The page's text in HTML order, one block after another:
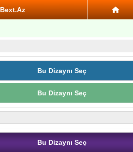
Bext.Az
Bu Dizaynı Seç
Bu Dizaynı Seç
Bu Dizaynı Seç